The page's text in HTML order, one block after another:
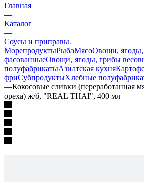
Главная
—
Каталог
—
Соусы и приправы
МорепродуктыРыбаМясоОвощи,
фасованныеОвощи, ягоды, грибы
полуфабрикатыАзиатская кухня
фриСубпродуктыХлебные
—Кокосовые сливки (переработанная
ореха) ж/б, "REAL THAI", 400 мл